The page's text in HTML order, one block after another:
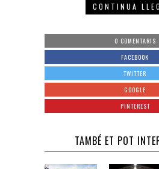
CONTINUA
0 COMENTARIS
FACEBOOK
TWITTER
GOOGLE
PINTEREST
TAMBÉ ET POT